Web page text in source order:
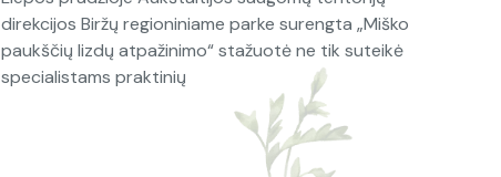
direkcijos Biržų regioniniame parke surengta „Miško
paukščių lizdų atpažinimo“ stažuotė ne tik suteikė
specialistams praktinių